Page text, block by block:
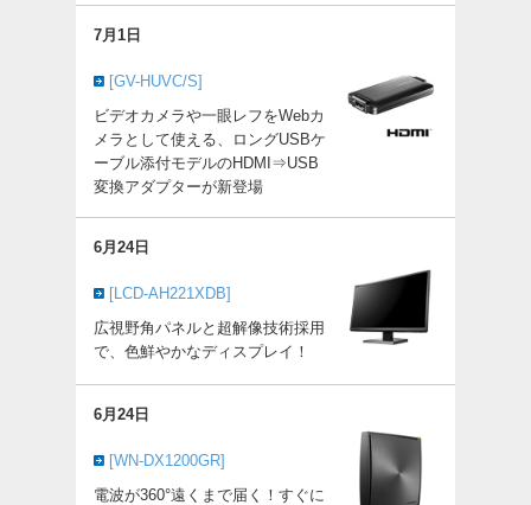
7月1日
[GV-HUVC/S]
ビデオカメラや一眼レフをWebカ
メラとして使える、ロングUSBケ
ーブル添付モデルのHDMI⇒USB
変換アダプターが新登場
6月24日
[LCD-AH221XDB]
広視野角パネルと超解像技術採用
で、色鮮やかなディスプレイ！
6月24日
[WN-DX1200GR]
電波が360°遠くまで届く！すぐに